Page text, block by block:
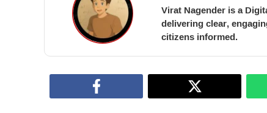
Virat Nagender is a
delivering clear,
citizens informed.